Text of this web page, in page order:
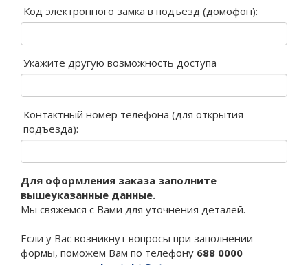
Код электронного замка в подъезд (домофон):
Укажите другую возможность доступа
Контактный номер телефона (для открытия
подъезда):
Для оформления заказа заполните
вышеуказанные данные.
Мы свяжемся с Вами для уточнения деталей.
Если у Вас возникнут вопросы при заполнении
формы, поможем Вам по телефону 688 0000